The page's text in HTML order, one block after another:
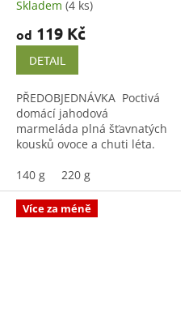
Skladem (4 ks)
od 119 Kč
DETAIL
PŘEDOBJEDNÁVKA Poctivá
domácí jahodová
marmeláda plná šťavnatých
kousků ovoce a chuti léta.
kvalitních jahod, bez
zbytečné chemie a s
důrazem na...
140 g 220 g
Více za méně